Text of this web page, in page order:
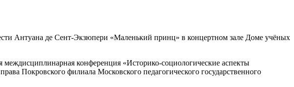
Антуана де Сент-Экзюпери «Маленький принц» в концертном зале Доме учёных
междисциплинарная конференция «Историко-социологические аспекты
Покровского филиала Московского педагогического государственного